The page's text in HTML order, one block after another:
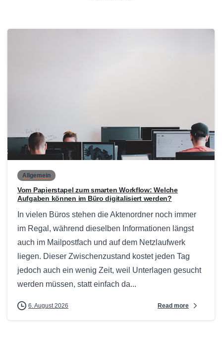
0
Allgemein
Vom Papierstapel zum smarten Workflow: Welche
Aufgaben können im Büro digitalisiert werden?
In vielen Büros stehen die Aktenordner noch immer
im Regal, während dieselben Informationen längst
auch im Mailpostfach und auf dem Netzlaufwerk
liegen. Dieser Zwischenzustand kostet jeden Tag
jedoch auch ein wenig Zeit, weil Unterlagen gesucht
werden müssen, statt einfach da...
6. August 2026 Read more